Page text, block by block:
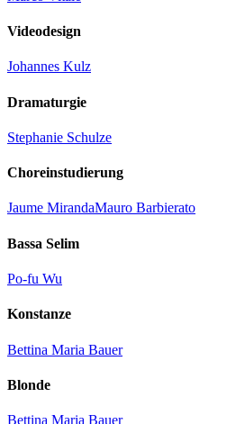
Videodesign
Johannes Kulz
Dramaturgie
Stephanie Schulze
Choreinstudierung
Jaume MirandaMauro Barbierato
Bassa Selim
Po-fu Wu
Konstanze
Bettina Maria Bauer
Blonde
Bettina Maria Bauer